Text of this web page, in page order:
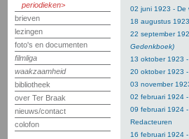
periodieken
brieven
lezingen
foto's en documenten
filmliga
waakzaamheid
bibliotheek
over Ter Braak
nieuws/contact
colofon
02 juni 1923 - De
18 augustus
22 september
Gedenkboek)
13 oktober 1923
20 oktober 1923
03 november
02 februari 1924 -
09 februari 1924 -
Redacteuren
16 februari 1924